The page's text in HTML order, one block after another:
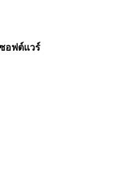
อฟต์แวร์